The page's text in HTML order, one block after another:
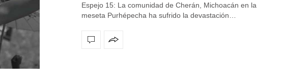
Espejo 15: La comunidad de Cherán, Michoacán en la
meseta Purhépecha ha sufrido la devastación…